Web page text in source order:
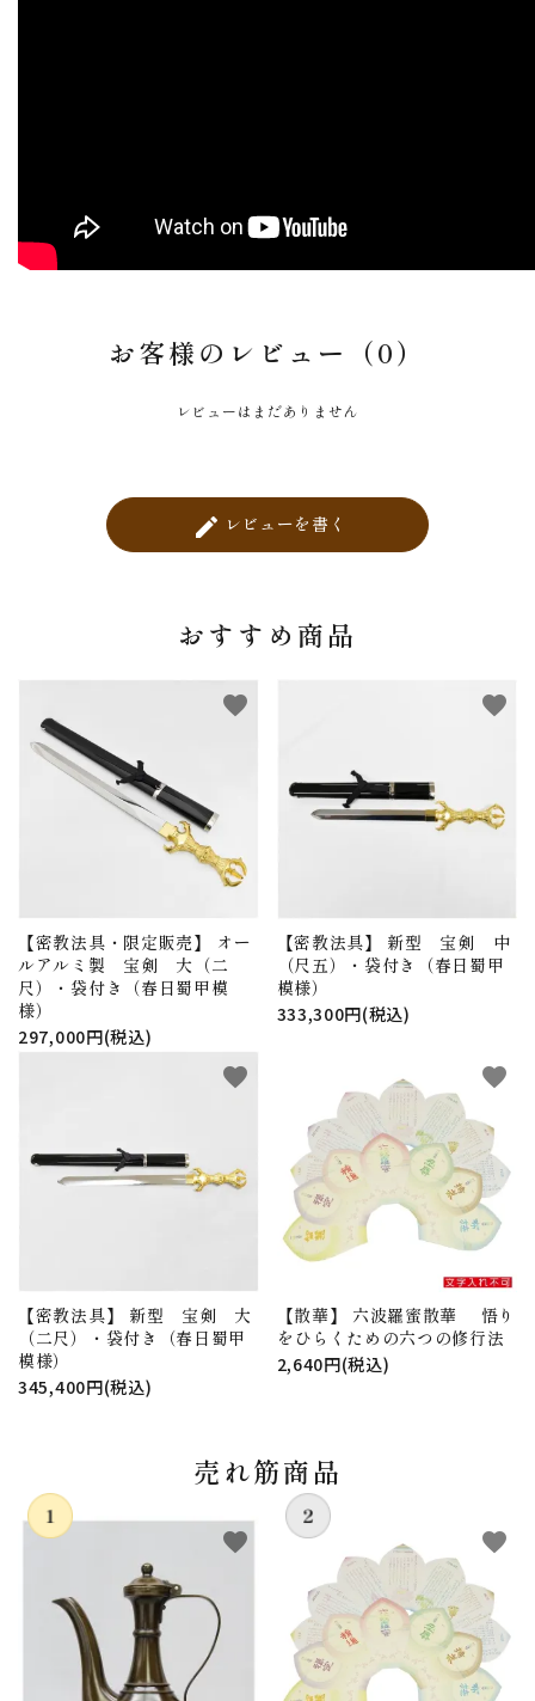
お客様のレビュー（0）
レビューはまだありません
create レビューを書く
おすすめ商品
【密教法具・限定販売】 オー
ルアルミ製 宝剣 大（二
尺）・袋付き（春日蜀甲模
様）
297,000円(税込)
favorite
【密教法具】 新型 宝剣 中
（尺五）・袋付き（春日蜀甲
模様）
333,300円(税込)
favorite
【密教法具】 新型 宝剣 大
（二尺）・袋付き（春日蜀甲
模様）
345,400円(税込)
favorite
【散華】 六波羅蜜散華 悟り
をひらくための六つの修行法
2,640円(税込)
favorite
売れ筋商品
favorite favorite